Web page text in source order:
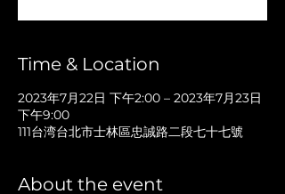
Time & Location
2023年7月22日 下午2:00 – 2023年7月23日
下午9:00
111台湾台北市士林區忠誠路二段七十七號
About the event